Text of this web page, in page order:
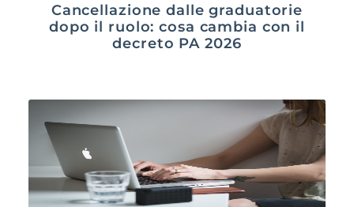
Cancellazione dalle graduatorie
dopo il ruolo: cosa cambia con il
decreto PA 2026